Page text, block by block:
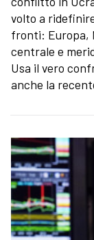
volto a
fronti: Europa,
centrale e
Usa il vero
anche la